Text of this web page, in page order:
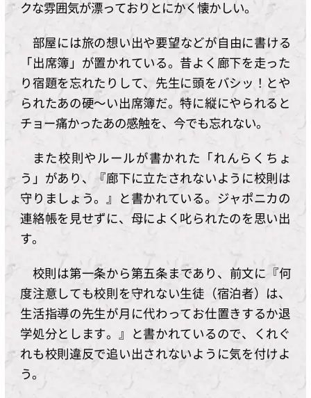
クな雰囲気が漂っておりとにかく懐かしい。
部屋には旅の想い出や要望などが自由に書ける
「出席簿」が置かれている。昔よく廊下を走った
り宿題を忘れたりして、先生に頭をバシッ！とや
られたあの硬～い出席簿だ。特に縦にやられると
チョー痛かったあの感触を、今でも忘れない。
また校則やルールが書かれた「れんらくちょ
う」があり、『廊下に立たされないように校則は
守りましょう。』と書かれている。ジャポニカの
連絡帳を見せずに、母によく叱られたのを思い出
す。
校則は第一条から第五条まであり、前文に『何
度注意しても校則を守れない生徒（宿泊者）は、
生活指導の先生が月に代わってお仕置きするか退
学処分とします。』と書かれているので、くれぐ
れも校則違反で追い出されないように気を付けよ
う。